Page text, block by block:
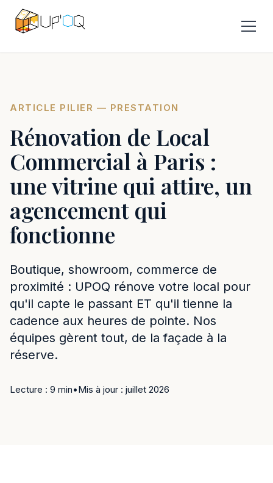
ARTICLE PILIER — PRESTATION
Rénovation de Local
Commercial à Paris :
une vitrine qui attire, un
agencement qui
fonctionne
Boutique, showroom, commerce de
proximité : UPOQ rénove votre local pour
qu'il capte le passant ET qu'il tienne la
cadence aux heures de pointe. Nos
équipes gèrent tout, de la façade à la
réserve.
Lecture : 9 min•Mis à jour : juillet 2026